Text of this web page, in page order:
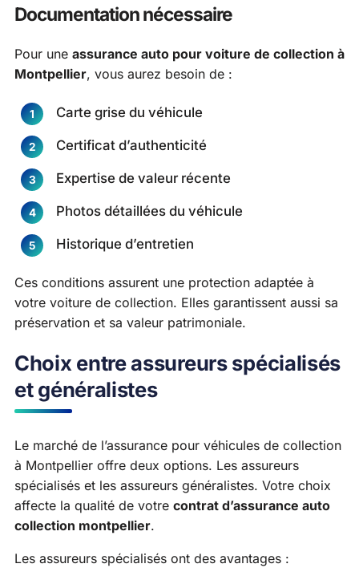
Documentation nécessaire
Pour une assurance auto pour voiture de collection à
Montpellier, vous aurez besoin de :
Carte grise du véhicule
Certificat d’authenticité
Expertise de valeur récente
Photos détaillées du véhicule
Historique d’entretien
Ces conditions assurent une protection adaptée à
votre voiture de collection. Elles garantissent aussi sa
préservation et sa valeur patrimoniale.
Choix entre assureurs spécialisés
et généralistes
Le marché de l’assurance pour véhicules de collection
à Montpellier offre deux options. Les assureurs
spécialisés et les assureurs généralistes. Votre choix
affecte la qualité de votre contrat d’assurance auto
collection montpellier.
Les assureurs spécialisés ont des avantages :